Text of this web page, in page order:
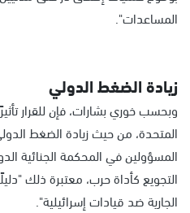
المساعدات".
زيادة الضغط الدولي
وبحسب خوري بشارات، فإن للقرار
المتحدة، من حيث زيادة الضغط
المسؤولين في المحكمة الجنائية
التجويع كأداة حرب، معتبرة ذلك
الجارية ضد قيادات إسرائيلية".